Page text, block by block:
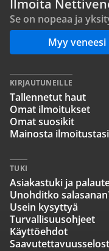
Ilmoita
Se on nopeaa ja
Myy veneesi
KIRJAUTUNEILLE
Tallennetut haut
Omat ilmoitukset
Omat suosikit
Mainosta ilmoitustasi
TUKI
Asiakastuki ja
Unohditko
Usein kysyttyä
Turvallisuusohjeet
Käyttöehdot